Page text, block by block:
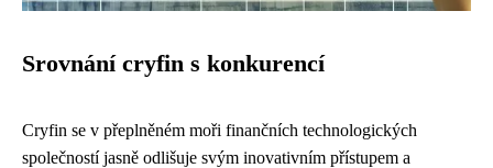
Srovnání cryfin s konkurencí
Cryfin se v přeplněném moři finančních technologických
společností jasně odlišuje svým inovativním přístupem a